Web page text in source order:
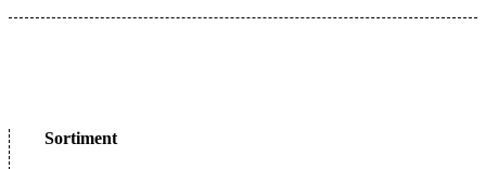
Sortiment